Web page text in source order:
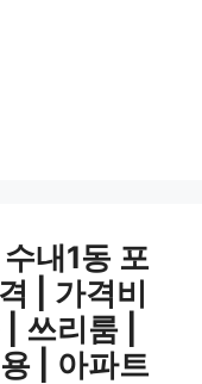
내1동 포
| 가격비
쓰리룸 |
| 아파트